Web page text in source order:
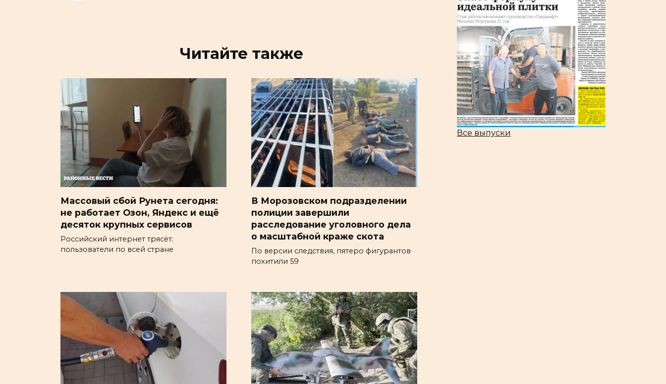
Читайте также
Массовый сбой Рунета сегодня:
не работает Озон, Яндекс и ещё
десяток крупных сервисов
Российский интернет трясёт:
пользователи по всей стране
В Морозовском подразделении
полиции завершили
расследование уголовного дела
о масштабной краже скота
По версии следствия, пятеро фигурантов
похитили 59
Все выпуски